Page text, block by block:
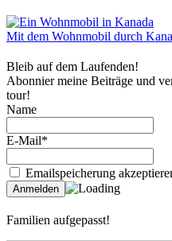
Mit dem Wohnmobil durch
Bleib auf dem Laufenden!
Abonnier meine Beiträge und
tour!
Name
E-Mail*
Emailspeicherung
Familien aufgepasst!